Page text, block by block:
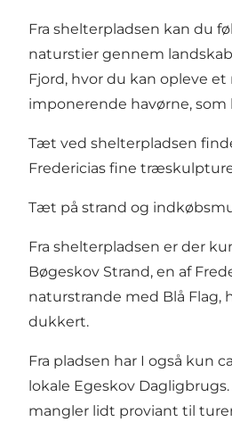
Fra shelterpladsen kan du
naturstier gennem
Fjord, hvor du kan opleve
imponerende havørne, som
Tæt ved shelterpladsen
Fredericias fine
Tæt på strand og
Fra shelterpladsen er der
Bøgeskov Strand, en af
naturstrande med Blå Flag,
dukkert.
Fra pladsen har I også kun
lokale Egeskov
mangler lidt proviant til